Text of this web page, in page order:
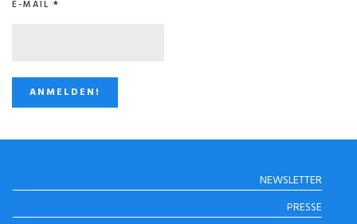
E-MAIL *
STUGGI.TV AUF
INSTAGRAM
NEWSLETTER
PRESSE